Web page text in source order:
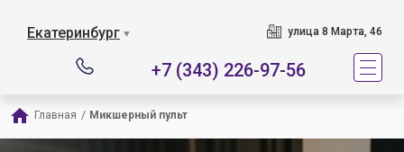
Екатеринбург ▼ улица 8 Марта, 46
+7 (343) 226-97-56
Главная / Микшерный пульт